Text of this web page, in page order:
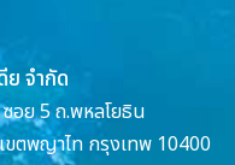
ย จำกัด
อย 5 ถ.พหลโยธิน
ขตพญาไท กรุงเทพ 10400